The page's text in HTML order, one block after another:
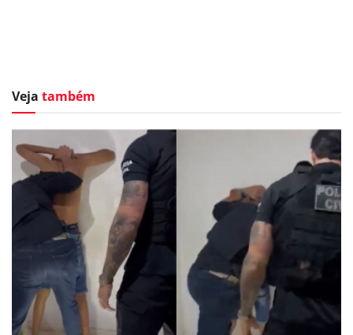
Veja também